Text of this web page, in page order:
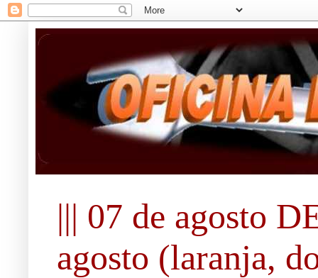
||| 07 de agosto
agosto (laranja,